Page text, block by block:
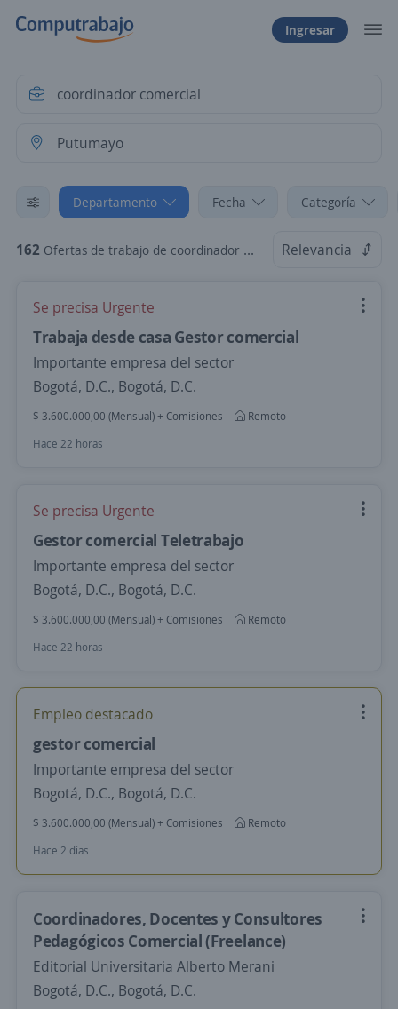
Ingresar
Departamento Fecha Categoría
162 Ofertas de trabajo de coordinador comercial en Putumayo Relevancia
Se precisa Urgente
Trabaja desde casa Gestor comercial
Importante empresa del sector
Bogotá, D.C., Bogotá, D.C.
$ 3.600.000,00 (Mensual) + Comisiones
Remoto
Hace 22 horas
Se precisa Urgente
Gestor comercial Teletrabajo
Importante empresa del sector
Bogotá, D.C., Bogotá, D.C.
$ 3.600.000,00 (Mensual) + Comisiones
Remoto
Hace 22 horas
Empleo destacado
gestor comercial
Importante empresa del sector
Bogotá, D.C., Bogotá, D.C.
$ 3.600.000,00 (Mensual) + Comisiones
Remoto
Hace 2 días
Coordinadores, Docentes y Consultores
Pedagógicos Comercial (Freelance)
Editorial Universitaria Alberto Merani
Bogotá, D.C., Bogotá, D.C.